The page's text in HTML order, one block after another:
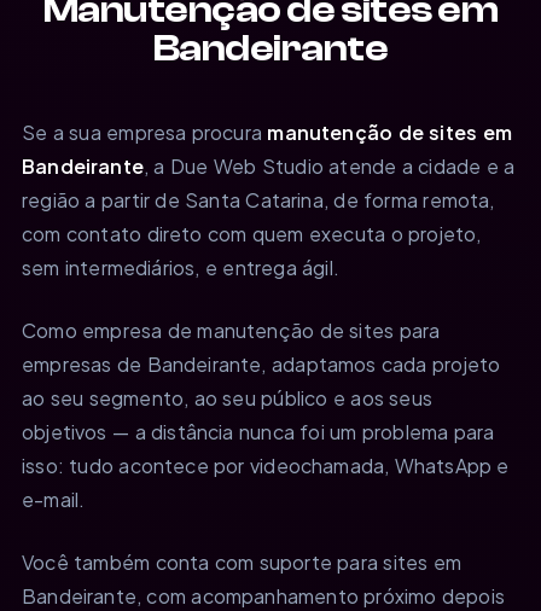
Manutenção de sites em
Bandeirante
Se a sua empresa procura manutenção de sites em
Bandeirante, a Due Web Studio atende a cidade e a
região a partir de Santa Catarina, de forma remota,
com contato direto com quem executa o projeto,
sem intermediários, e entrega ágil.
Como empresa de manutenção de sites para
empresas de Bandeirante, adaptamos cada projeto
ao seu segmento, ao seu público e aos seus
objetivos — a distância nunca foi um problema para
isso: tudo acontece por videochamada, WhatsApp e
e-mail.
Você também conta com suporte para sites em
Bandeirante, com acompanhamento próximo depois